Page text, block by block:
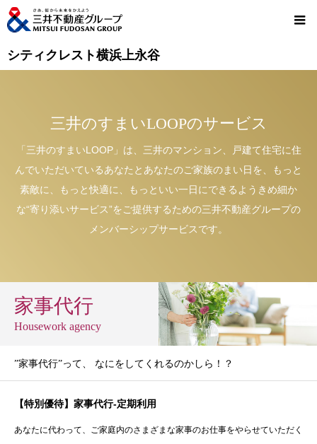
シティクレスト横浜上永谷
三井のすまいLOOPのサービス
「三井のすまいLOOP」は、三井のマンション、戸建て住宅に住
んでいただいているあなたとあなたのご家族のまい日を、もっと
素敵に、もっと快適に、もっといい一日にできるようきめ細か
な“寄り添いサービス”をご提供するための三井不動産グループの
メンバーシップサービスです。
家事代行
Housework agency
”家事代行”って、 なにをしてくれるのかしら！？
【特別優待】家事代行-定期利用
あなたに代わって、ご家庭内のさまざまな家事のお仕事をやらせていただく